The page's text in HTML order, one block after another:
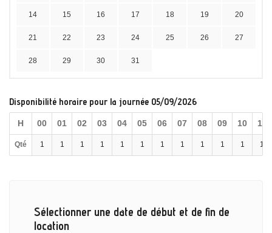
14 15 16 17 18 19 20
21 22 23 24 25 26 27
28 29 30 31
Disponibilité horaire pour la journée 05/09/2026
H 00 01 02 03 04 05 06 07 08 09 10 11
Qté 1 1 1 1 1 1 1 1 1 1 1 1
Sélectionner une date de début et de fin de
location